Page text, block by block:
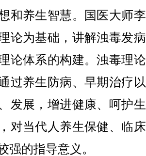
和养生智慧。国医大师
论为基础，讲解浊毒发
论体系的构建。浊毒理
过养生防病、早期治疗
发展，增进健康、呵护
对当代人养生保健、临
强的指导意义。